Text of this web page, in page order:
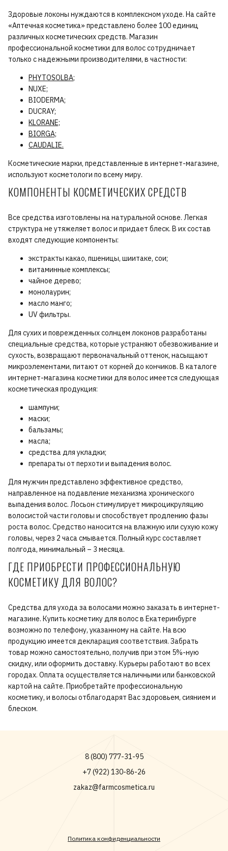
Здоровые локоны нуждаются в комплексном уходе. На сайте
«Аптечная косметика» представлено более 100 единиц
различных косметических средств. Магазин
профессиональной косметики для волос сотрудничает
только с надежными производителями, в частности:
PHYTOSOLBA;
NUXE;
BIODERMA;
DUCRAY;
KLORANE;
BIORGA;
CAUDALIE.
Косметические марки, представленные в интернет-магазине,
используют косметологи по всему миру.
КОМПОНЕНТЫ КОСМЕТИЧЕСКИХ СРЕДСТВ
Все средства изготовлены на натуральной основе. Легкая
структура не утяжеляет волос и придает блеск. В их состав
входят следующие компоненты:
экстракты какао, пшеницы, шиитаке, сои;
витаминные комплексы;
чайное дерево;
монолаурин;
масло манго;
UV фильтры.
Для сухих и поврежденных солнцем локонов разработаны
специальные средства, которые устраняют обезвоживание и
сухость, возвращают первоначальный оттенок, насыщают
микроэлементами, питают от корней до кончиков. В каталоге
интернет-магазина косметики для волос имеется следующая
косметическая продукция:
шампуни;
маски;
бальзамы;
масла;
средства для укладки;
препараты от перхоти и выпадения волос.
Для мужчин представлено эффективное средство,
направленное на подавление механизма хронического
выпадения волос. Лосьон стимулирует микроцикруляцию
волосистой части головы и способствует продлению фазы
роста волос. Средство наносится на влажную или сухую кожу
головы, через 2 часа смывается. Полный курс составляет
полгода, минимальный – 3 месяца.
ГДЕ ПРИОБРЕСТИ ПРОФЕССИОНАЛЬНУЮ
КОСМЕТИКУ ДЛЯ ВОЛОС?
Средства для ухода за волосами можно заказать в интернет-
магазине. Купить косметику для волос в Екатеринбурге
возможно по телефону, указанному на сайте. На всю
продукцию имеется декларация соответствия. Забрать
товар можно самостоятельно, получив при этом 5%-ную
скидку, или оформить доставку. Курьеры работают во всех
городах. Оплата осуществляется наличными или банковской
картой на сайте. Приобретайте профессиональную
косметику, и волосы отблагодарят Вас здоровьем, сиянием и
блеском.
8 (800) 777-31-95
+7 (922) 130-86-26
zakaz@farmcosmetica.ru
Политика конфиденциальности